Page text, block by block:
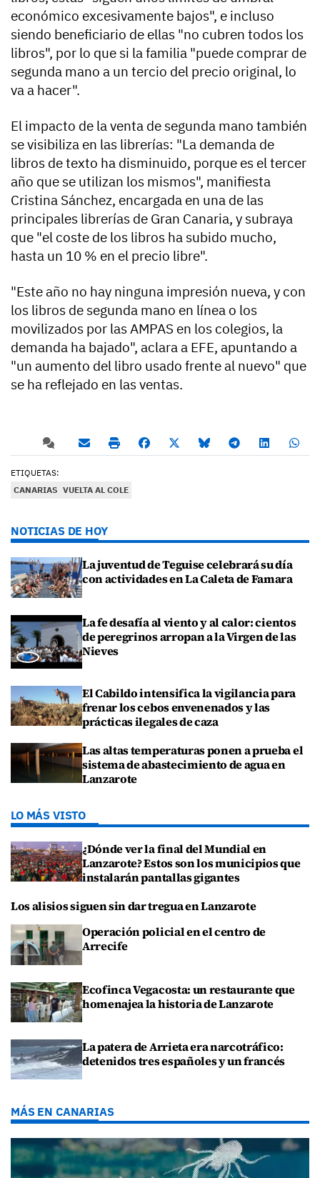
económico excesivamente bajos", e incluso
siendo beneficiario de ellas "no cubren todos los
libros", por lo que si la familia "puede comprar de
segunda mano a un tercio del precio original, lo
va a hacer".
El impacto de la venta de segunda mano también
se visibiliza en las librerías: "La demanda de
libros de texto ha disminuido, porque es el tercer
año que se utilizan los mismos", manifiesta
Cristina Sánchez, encargada en una de las
principales librerías de Gran Canaria, y subraya
que "el coste de los libros ha subido mucho,
hasta un 10 % en el precio libre".
"Este año no hay ninguna impresión nueva, y con
los libros de segunda mano en línea o los
movilizados por las AMPAS en los colegios, la
demanda ha bajado", aclara a EFE, apuntando a
"un aumento del libro usado frente al nuevo" que
se ha reflejado en las ventas.
ETIQUETAS:
CANARIAS VUELTA AL COLE
NOTICIAS DE HOY
La juventud de Teguise celebrará su día
con actividades en La Caleta de Famara
La fe desafía al viento y al calor: cientos
de peregrinos arropan a la Virgen de las
Nieves
El Cabildo intensifica la vigilancia para
frenar los cebos envenenados y las
prácticas ilegales de caza
Las altas temperaturas ponen a prueba el
sistema de abastecimiento de agua en
Lanzarote
LO MÁS VISTO
¿Dónde ver la final del Mundial en
Lanzarote? Estos son los municipios que
instalarán pantallas gigantes
Los alisios siguen sin dar tregua en Lanzarote
Operación policial en el centro de
Arrecife
Ecofinca Vegacosta: un restaurante que
homenajea la historia de Lanzarote
La patera de Arrieta era narcotráfico:
detenidos tres españoles y un francés
MÁS EN CANARIAS